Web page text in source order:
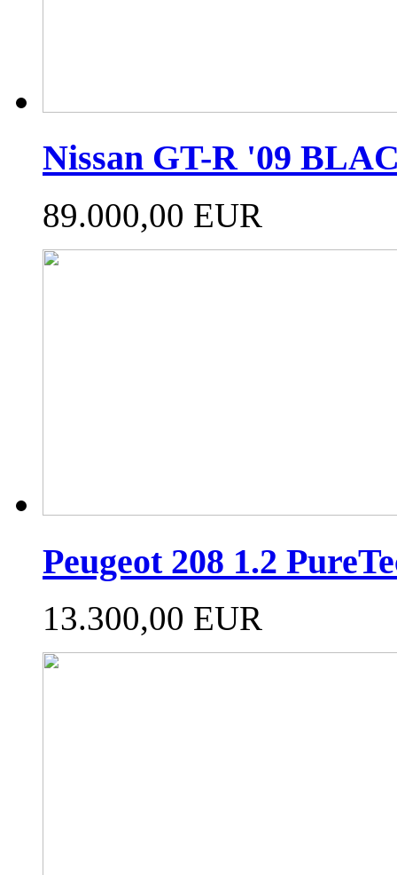
Nissan GT-R '09
89.000,00 EUR
Peugeot 208 1.2
13.300,00 EUR